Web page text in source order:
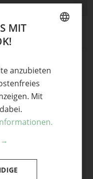
der Erste und teile
MIT
anzubieten
Mit
→